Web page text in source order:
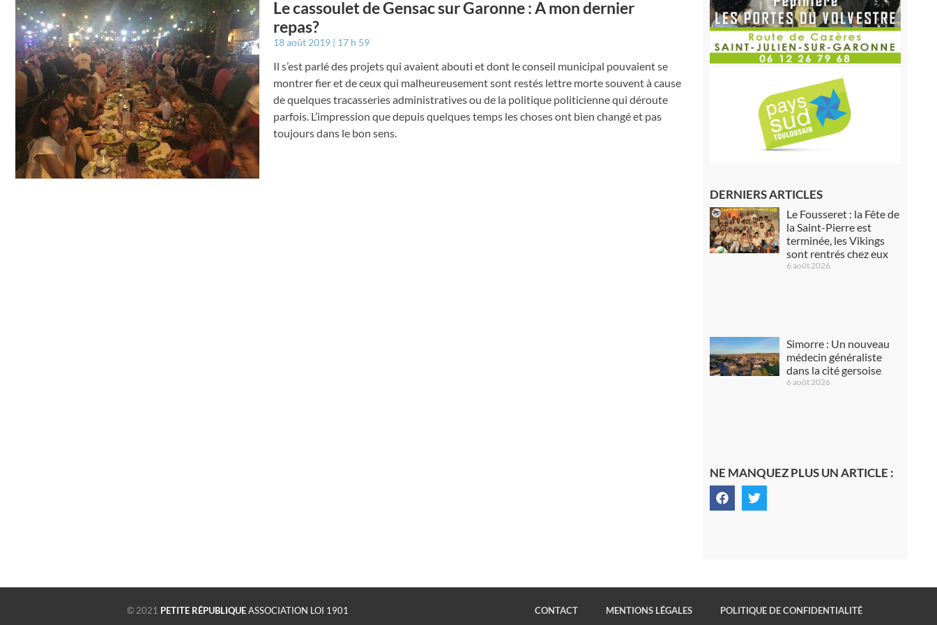
Le cassoulet de Gensac sur Garonne : A mon dernier
repas?
18 août 2019 17 h 59
Il s’est parlé des projets qui avaient abouti et dont le conseil municipal pouvaient se
montrer fier et de ceux qui malheureusement sont restés lettre morte souvent à cause
de quelques tracasseries administratives ou de la politique politicienne qui déroute
parfois. L’impression que depuis quelques temps les choses ont bien changé et pas
toujours dans le bon sens.
DERNIERS ARTICLES
Le Fousseret : la Fête de
la Saint-Pierre est
terminée, les Vikings
sont rentrés chez eux
6 août 2026
Simorre : Un nouveau
médecin généraliste
dans la cité gersoise
6 août 2026
NE MANQUEZ PLUS UN ARTICLE :
© 2021 PETITE RÉPUBLIQUEASSOCIATION LOI 1901 CONTACT MENTIONS LÉGALES POLITIQUE DE CONFIDENTIALITÉ